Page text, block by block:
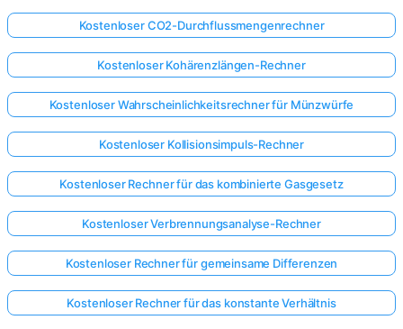
Kostenloser CO2-Durchflussmengenrechner
Kostenloser Kohärenzlängen-Rechner
Kostenloser Wahrscheinlichkeitsrechner für Münzwürfe
Kostenloser Kollisionsimpuls-Rechner
Kostenloser Rechner für das kombinierte Gasgesetz
Kostenloser Verbrennungsanalyse-Rechner
Kostenloser Rechner für gemeinsame Differenzen
Kostenloser Rechner für das konstante Verhältnis